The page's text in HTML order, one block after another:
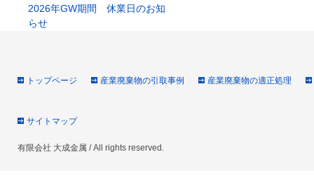
2026年GW期間 休業日のお知
らせ
トップページ 産業廃棄物の引取事例 産業廃棄物の適正処理
サイトマップ
有限会社 大成金属 / All rights reserved.